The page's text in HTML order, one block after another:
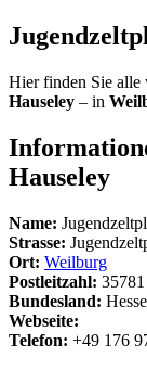
Hier finden Sie alle
Hauseley – in
Hauseley
Name:
Strasse:
Ort: Weilburg
Postleitzahl: 35781
Bundesland:
Webseite:
Telefon: +49 176